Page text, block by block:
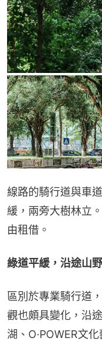
線路的騎行道與車
緩，兩旁大樹林立
由租借。
綠道平緩，沿途山
區別於專業騎行道
觀也頗具變化，沿
湖、O·POWER文